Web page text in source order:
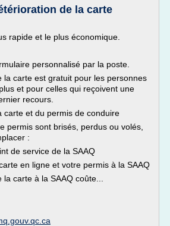
de la carte
rapide et le plus économique.
personnalisé par la poste.
la carte est gratuit pour les personnes
et pour celles qui reçoivent une
recours.
carte et du permis de conduire
permis sont brisés, perdus ou volés,
:
de service de la SAAQ
en ligne et votre permis à la SAAQ
carte à la SAAQ coûte...